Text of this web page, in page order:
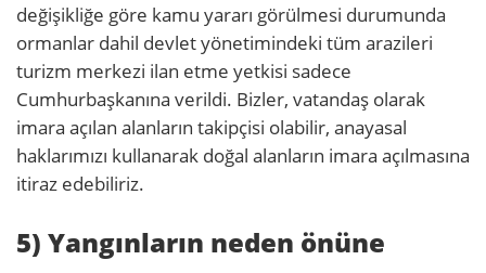
değişikliğe göre kamu yararı görülmesi durumunda
ormanlar dahil devlet yönetimindeki tüm arazileri
turizm merkezi ilan etme yetkisi sadece
Cumhurbaşkanına verildi. Bizler, vatandaş olarak
imara açılan alanların takipçisi olabilir, anayasal
haklarımızı kullanarak doğal alanların imara açılmasına
itiraz edebiliriz.
5) Yangınların neden önüne